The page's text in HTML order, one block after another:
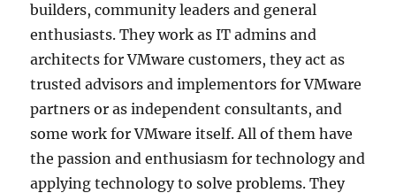
builders, community leaders and general
enthusiasts. They work as IT admins and
architects for VMware customers, they act as
trusted advisors and implementors for VMware
partners or as independent consultants, and
some work for VMware itself. All of them have
the passion and enthusiasm for technology and
applying technology to solve problems. They